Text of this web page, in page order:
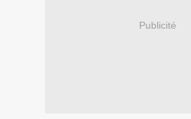
Publicité